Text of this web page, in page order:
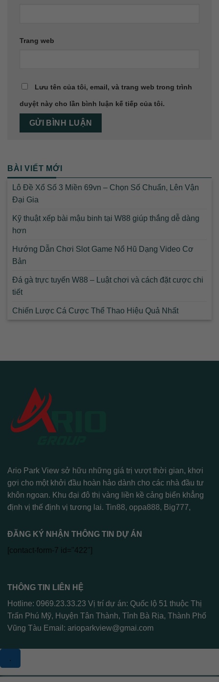
Trang web
Lưu tên của tôi, email, và trang web trong trình
duyệt này cho lần bình luận kế tiếp của tôi.
BÀI VIẾT MỚI
Lô Đề Xổ Số 3 Miền 69vn – Chọn Số Chuẩn, Lên Vận
Đại Gia
Kỹ thuật xếp bài mậu binh tại W88 giúp thắng dễ dàng
hơn
Hướng Dẫn Chơi Slot Game Nổ Hũ Dạng Video Cơ
Bản
Đá gà trực tuyến W88 – Luật chơi và cách đặt cược chi
tiết
Chiến Lược Cá Cược Thể Thao Hiệu Quả Nhất
Ario Park View sở hữu những giá trị vượt thời gian, khơi
gợi cho một khởi đầu hoàn hảo dành cho các nhà đầu tư
khôn ngoan. Khu đại đô thị vàng liền kề cảng biển khẳng
định vị thế định vị tương lai. Tin88, oppa888, Big777,
ĐĂNG KÝ NHẬN THÔNG TIN DỰ ÁN
[contact-form-7 id="422"]
THÔNG TIN LIÊN HỆ
Hotline: 0969.23.33.23 Vị trí dự án: Quốc lộ 51 thuộc Thị
Trấn Phú Mỹ, Huyện Tân Thành, Tỉnh Bà Rịa, Thành Phố
Vũng Tàu Email: arioparkview@gmai.com
.